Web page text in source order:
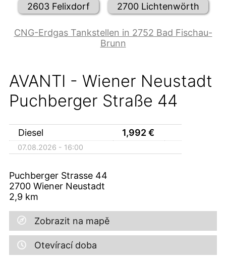
2603 Felixdorf 2700 Lichtenwörth
CNG-Erdgas Tankstellen in 2752 Bad Fischau-
Brunn
AVANTI - Wiener Neustadt
Puchberger Straße 44
Diesel 1,992€
07.08.2026 - 16:00
Puchberger Strasse 44
2700 Wiener Neustadt
2,9 km
Zobrazit na mapě
Otevírací doba